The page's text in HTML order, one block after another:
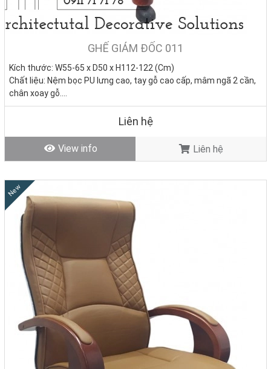
GHẾ GIÁM ĐỐC 011
Kích thước: W55-65 x D50 x H112-122 (Cm)
Chất liệu: Nệm bọc PU lưng cao, tay gỗ cao cấp, mâm ngã 2 cần,
chân xoay gỗ.
Tình trạng:Hàng mới - Còn hàng
Liên hệ
View info Liên hệ
New